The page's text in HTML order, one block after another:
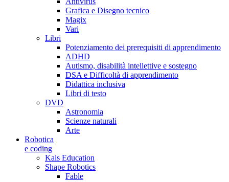
Grafica e Disegno tecnico
Magix
Vari
Libri
Potenziamento dei prerequisiti di apprendimento
ADHD
Autismo, disabilità intellettive e sostegno
DSA e Difficoltà di apprendimento
Didattica inclusiva
Libri di testo
DVD
Astronomia
Scienze naturali
Arte
Robotica
e coding
Kais Education
Shape Robotics
Fable